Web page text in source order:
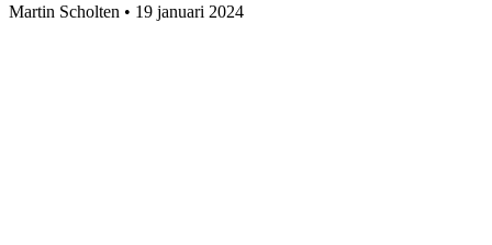
Martin Scholten • 19 januari 2024